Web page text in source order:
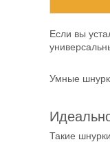
Если вы
Умные
Такие